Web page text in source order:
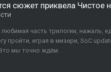
сюжет приквела Чистое
часть трилогии, нажаль,
пройти, играя в мизери, SoC
мы точно ждём.